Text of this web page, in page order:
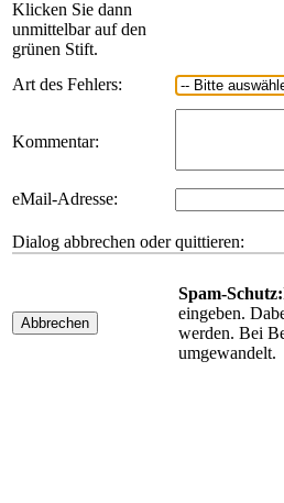
Klicken Sie dann
unmittelbar auf den
grünen Stift.
Art des Fehlers:
Kommentar:
eMail-Adresse:
Dialog abbrechen oder quittieren:
Abbrechen
Spam-Schutz:
eingeben.
werden. Bei
umgewandelt.